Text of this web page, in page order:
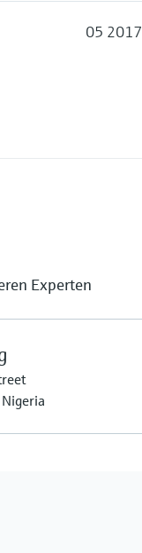
05 2017
Experten